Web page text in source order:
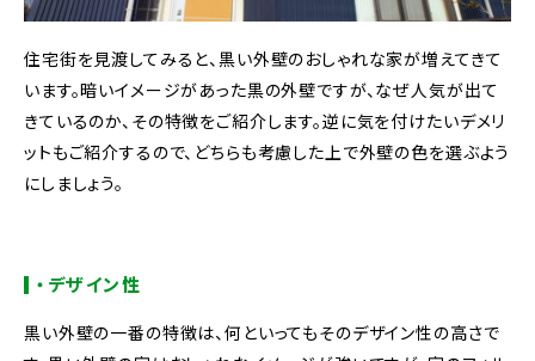
住宅街を見渡してみると、黒い外壁のおしゃれな家が増えてきて
います。暗いイメージがあった黒の外壁ですが、なぜ人気が出て
きているのか、その特徴をご紹介します。逆に気を付けたいデメリ
ットもご紹介するので、どちらも考慮した上で外壁の色を選ぶよう
にしましょう。
・デザイン性
黒い外壁の一番の特徴は、何といってもそのデザイン性の高さで